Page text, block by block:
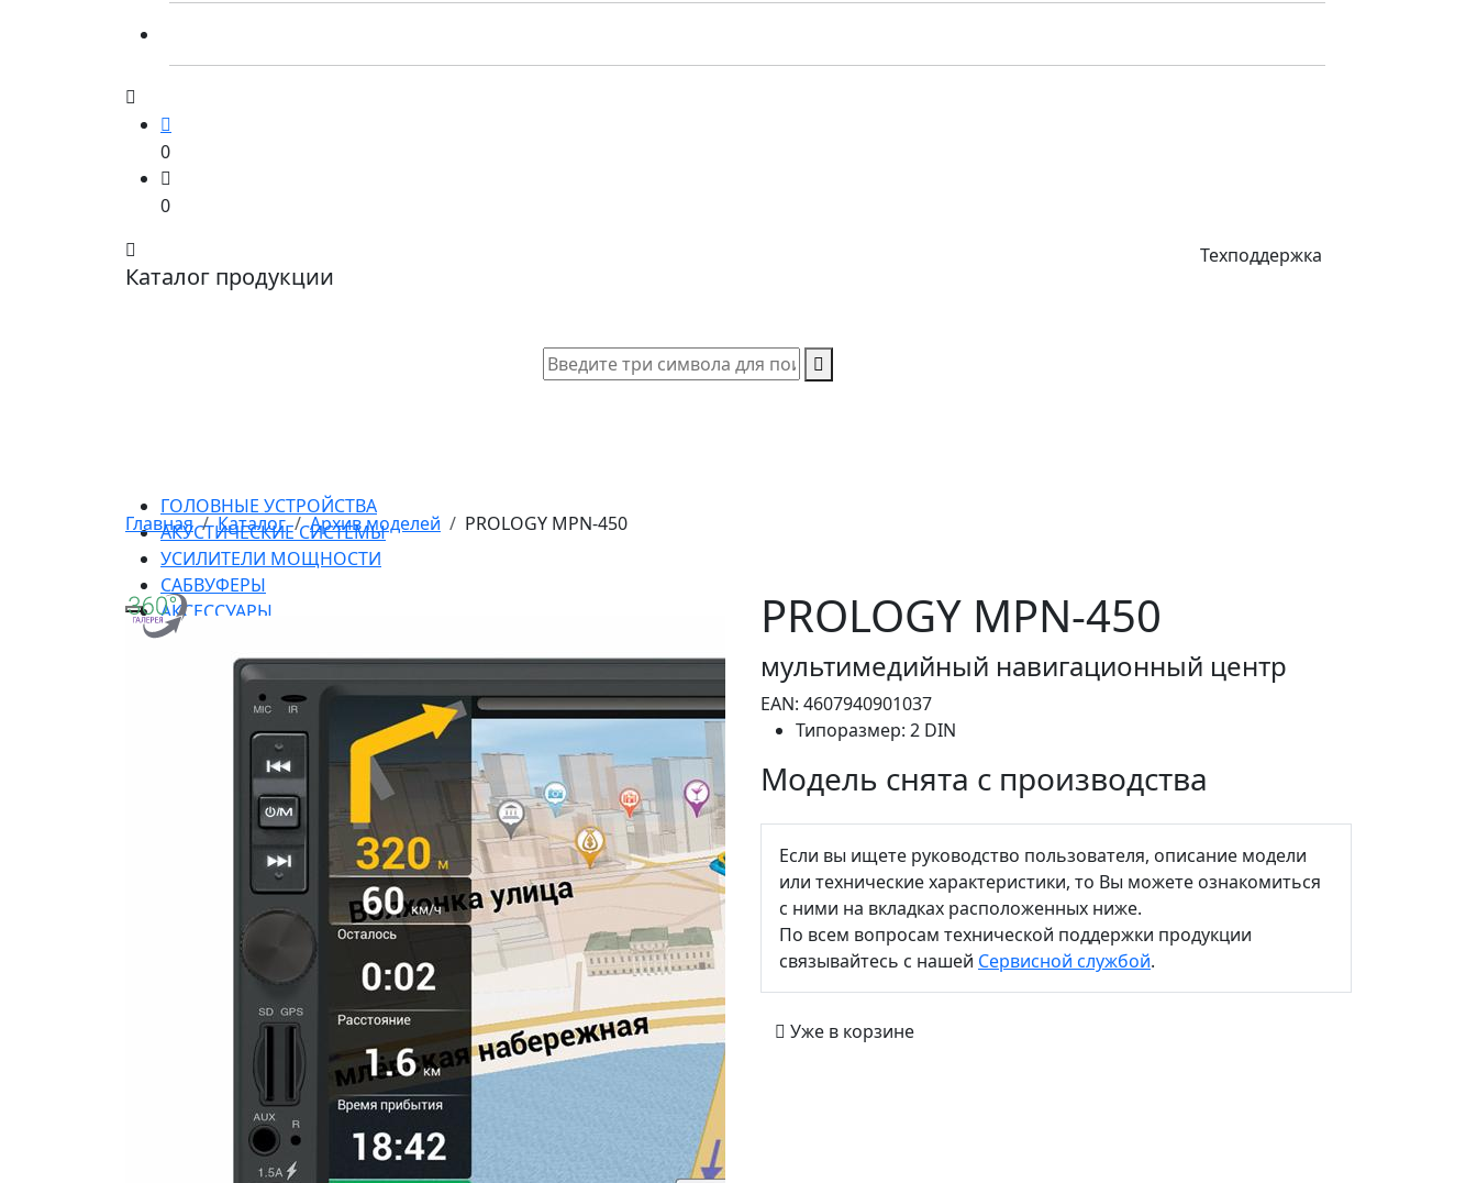
0
0
Каталог продукции
ГОЛОВНЫЕ УСТРОЙСТВА
АКУСТИЧЕСКИЕ СИСТЕМЫ
УСИЛИТЕЛИ МОЩНОСТИ
САБВУФЕРЫ
АКСЕССУАРЫ
ПРОМОПРОДУКЦИЯ
АРХИВ МОДЕЛЕЙ
Техподдержка
Главная Каталог Архив моделей PROLOGY MPN-450
PROLOGY MPN-450
мультимедийный навигационный центр
EAN: 4607940901037
Типоразмер: 2 DIN
Модель снята с производства
Если вы ищете руководство пользователя, описание модели
или технические характеристики, то Вы можете ознакомиться
с ними на вкладках расположенных ниже.
По всем вопросам технической поддержки продукции
связывайтесь с нашей Сервисной службой.
Уже в корзине